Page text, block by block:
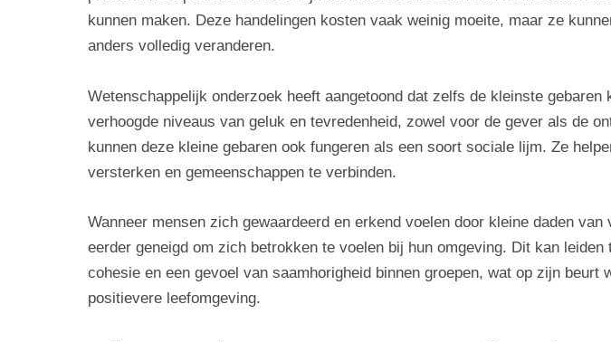
kunnen maken. Deze handelingen kosten vaak weinig moeite, maar ze
anders volledig veranderen.
Wetenschappelijk onderzoek heeft aangetoond dat zelfs de kleinste gebaren
verhoogde niveaus van geluk en tevredenheid, zowel voor de gever als de
kunnen deze kleine gebaren ook fungeren als een soort sociale lijm. Ze
versterken en gemeenschappen te verbinden.
Wanneer mensen zich gewaardeerd en erkend voelen door kleine daden
eerder geneigd om zich betrokken te voelen bij hun omgeving. Dit kan leiden
cohesie en een gevoel van saamhorigheid binnen groepen, wat op zijn beurt
positievere leefomgeving.